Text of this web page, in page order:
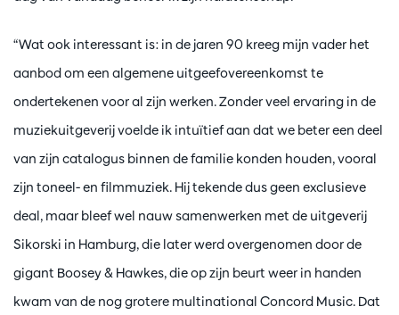
“Wat ook interessant is: in de jaren 90 kreeg mijn vader het
aanbod om een algemene uitgeefovereenkomst te
ondertekenen voor al zijn werken. Zonder veel ervaring in de
muziekuitgeverij voelde ik intuïtief aan dat we beter een deel
van zijn catalogus binnen de familie konden houden, vooral
zijn toneel- en filmmuziek. Hij tekende dus geen exclusieve
deal, maar bleef wel nauw samenwerken met de uitgeverij
Sikorski in Hamburg, die later werd overgenomen door de
gigant Boosey & Hawkes, die op zijn beurt weer in handen
kwam van de nog grotere multinational Concord Music. Dat